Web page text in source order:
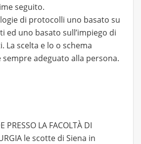
seguito.
di protocolli uno basato su
ed uno basato sull’impiego di
scelta e lo o schema
adeguato alla persona.
PRESSO LA FACOLTÀ DI
le scotte di Siena in